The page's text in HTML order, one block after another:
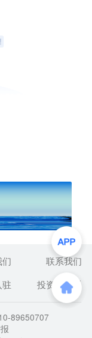
联系我们
投资者关系
89650707